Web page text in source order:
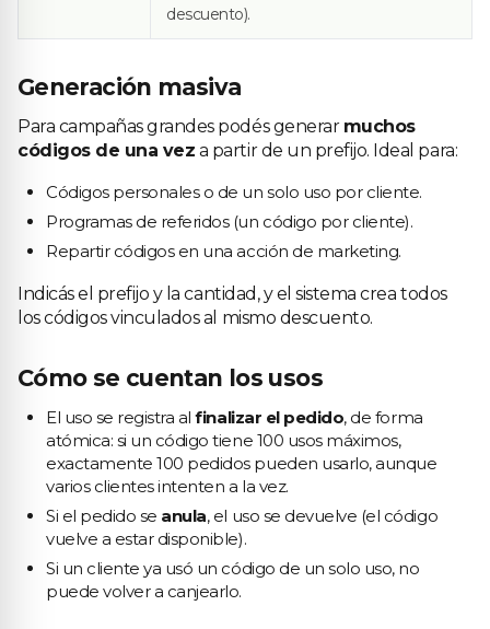
descuento).
Generación masiva
Para campañas grandes podés generar muchos
códigos de una vez a partir de un prefijo. Ideal para:
Códigos personales o de un solo uso por cliente.
Programas de referidos (un código por cliente).
Repartir códigos en una acción de marketing.
Indicás el prefijo y la cantidad, y el sistema crea todos
los códigos vinculados al mismo descuento.
Cómo se cuentan los usos
El uso se registra alfinalizar el pedido, de forma
atómica: si un código tiene 100 usos máximos,
exactamente 100 pedidos pueden usarlo, aunque
varios clientes intenten a la vez.
Si el pedido se anula, el uso se devuelve (el código
vuelve a estar disponible).
Si un cliente ya usó un código de un solo uso, no
puede volver a canjearlo.